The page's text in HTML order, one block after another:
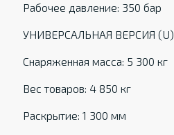
Рабочее давление: 350 бар
УНИВЕРСАЛЬНАЯ ВЕРСИЯ (U)
Снаряженная масса: 5 300 кг
Вес товаров: 4 850 кг
Раскрытие: 1 300 мм